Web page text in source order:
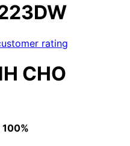
rating
CHO